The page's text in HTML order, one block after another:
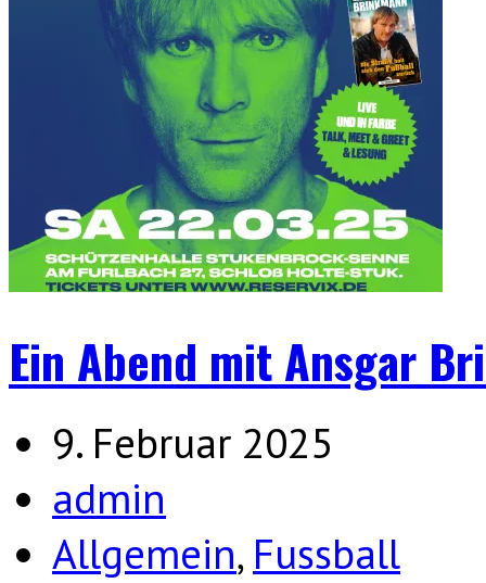
Ein Abend mit Ansgar
9. Februar 2025
admin
Allgemein, Fussball